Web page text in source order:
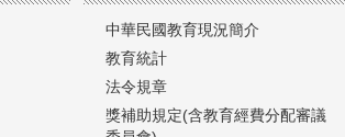
中華民國教育現況簡介
教育統計
法令規章
獎補助規定(含教育經費分配審議